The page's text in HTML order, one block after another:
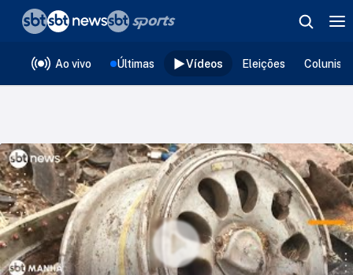
Ao vivo Últimas Vídeos Eleições
❮voltar
Editorias